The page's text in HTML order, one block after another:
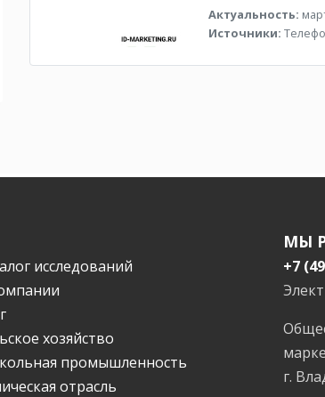
Актуальность:
Источники:
исследований
хозяйство
промышленность
отрасль
МЫ
+7
г.